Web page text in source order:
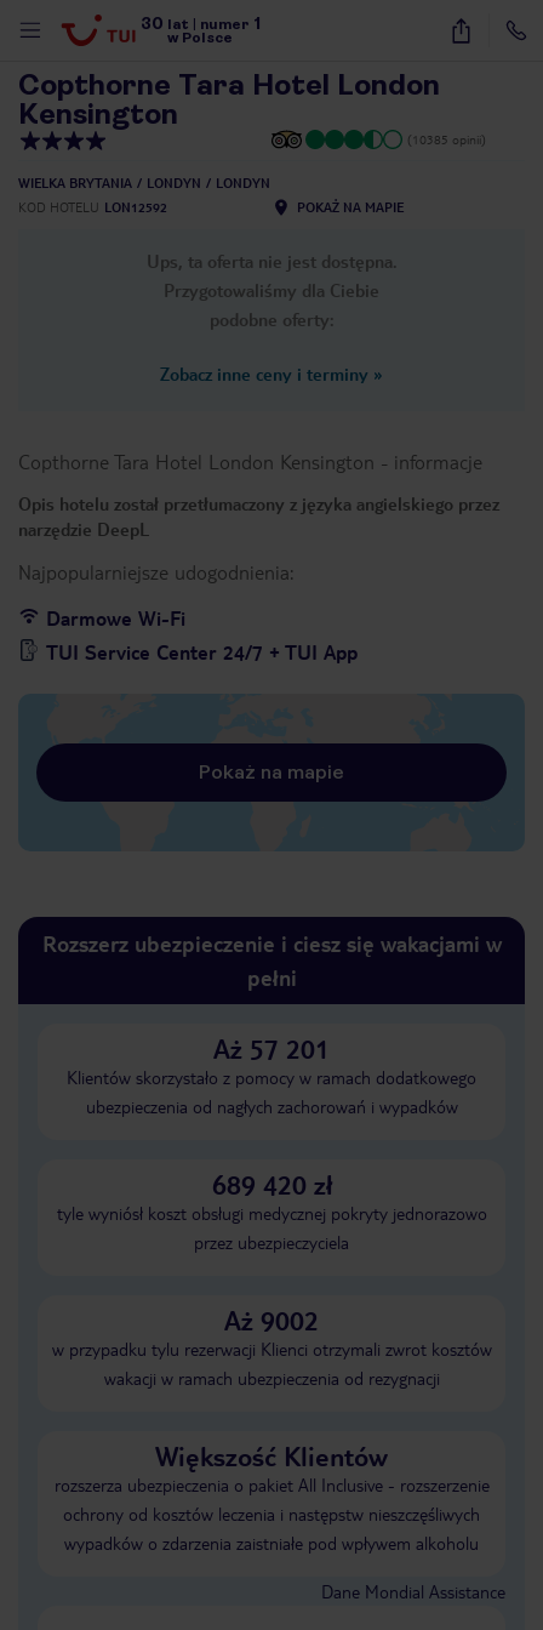
30 lat numer 1
w Polsce
6
Copthorne Tara Hotel London
Kensington
(10385 opinii)
WIELKA BRYTANIA LONDYN
LONDYN
KOD HOTELU LON12592 POKAŻ NA MAPIE
Ups, ta oferta nie jest dostępna.
Przygotowaliśmy dla Ciebie
podobne oferty:
Zobacz inne ceny i terminy »
Copthorne Tara Hotel London Kensington - informacje
Opis hotelu został przetłumaczony z języka angielskiego przez
narzędzie DeepL
Najpopularniejsze udogodnienia:
Darmowe Wi-Fi
TUI Service Center 24/7 + TUI App
Pokaż na mapie
Rozszerz ubezpieczenie i ciesz się wakacjami w
pełni
Aż 57 201
Klientów skorzystało z pomocy w ramach dodatkowego
ubezpieczenia od nagłych zachorowań i wypadków
689 420 zł
tyle wyniósł koszt obsługi medycznej pokryty jednorazowo
przez ubezpieczyciela
Aż 9002
w przypadku tylu rezerwacji Klienci otrzymali zwrot kosztów
wakacji w ramach ubezpieczenia od rezygnacji
Większość Klientów
rozszerza ubezpieczenia o pakiet All Inclusive - rozszerzenie
ochrony od kosztów leczenia i następstw nieszczęśliwych
wypadków o zdarzenia zaistniałe pod wpływem alkoholu
Dane Mondial Assistance